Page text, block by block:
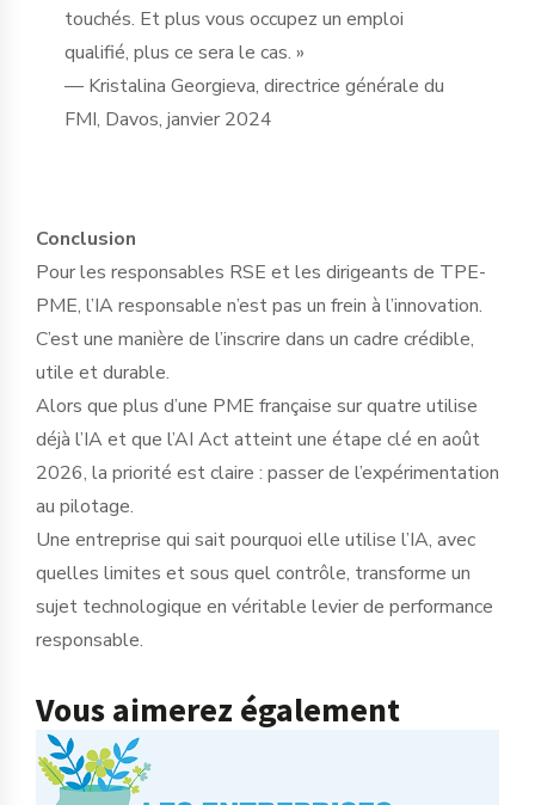
touchés. Et plus vous occupez un emploi
qualifié, plus ce sera le cas. »
— Kristalina Georgieva, directrice générale du
FMI, Davos, janvier 2024
Conclusion
Pour les responsables RSE et les dirigeants de TPE-
PME, l’IA responsable n’est pas un frein à l’innovation.
C’est une manière de l’inscrire dans un cadre crédible,
utile et durable.
Alors que plus d’une PME française sur quatre utilise
déjà l’IA et que l’AI Act atteint une étape clé en août
2026, la priorité est claire : passer de l’expérimentation
au pilotage.
Une entreprise qui sait pourquoi elle utilise l’IA, avec
quelles limites et sous quel contrôle, transforme un
sujet technologique en véritable levier de performance
responsable.
Vous aimerez également